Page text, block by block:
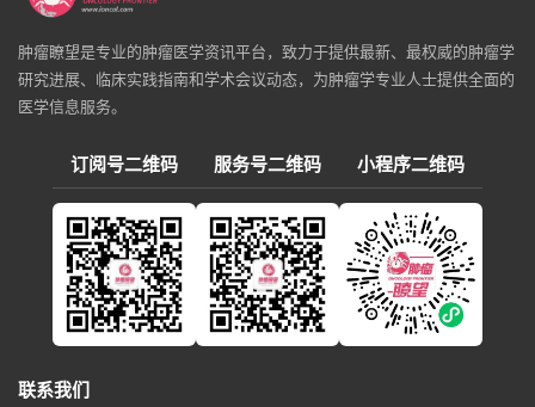
肿瘤瞭望是专业的肿瘤医学资讯平台，致力于提供最新、最权威的肿瘤学
研究进展、临床实践指南和学术会议动态，为肿瘤学专业人士提供全面的
医学信息服务。
订阅号二维码 服务号二维码 小程序二维码
联系我们